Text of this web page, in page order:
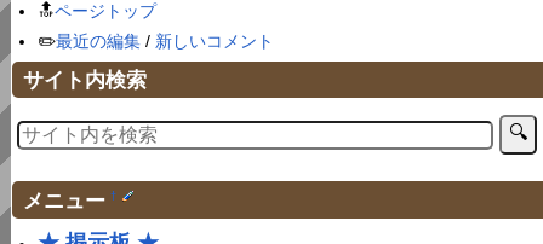
🔝ページトップ
✏️最近の編集/ 新しいコメント
サイト内検索
メニュー †